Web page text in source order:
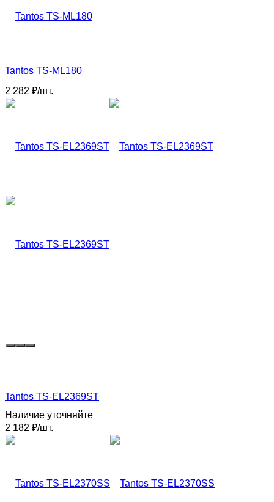
Tantos TS-ML180
2 282 ₽/шт.
Tantos TS-EL2369ST
Наличие уточняйте
2 182 ₽/шт.